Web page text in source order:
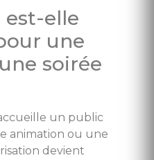
est-elle
une
soirée
un public
animation ou une
devient